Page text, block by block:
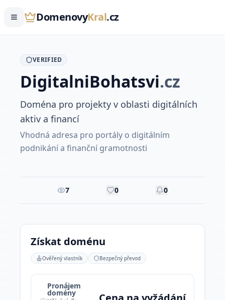
DomenovyKral.cz
VERIFIED
DigitalniBohatsvi.cz
Doména pro projekty v oblasti digitálních
aktiv a financí
Vhodná adresa pro portály o digitálním
podnikání a finanční gramotnosti
7 0 0
Získat doménu
Ověřený vlastník Bezpečný převod
Pronájem
domény